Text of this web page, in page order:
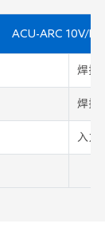
ACU-ARC 10V/
焊接
焊接
入力